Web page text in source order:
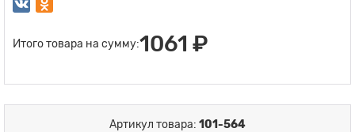
Итого товара на сумму:1061 ₽
Артикул товара: 101-564